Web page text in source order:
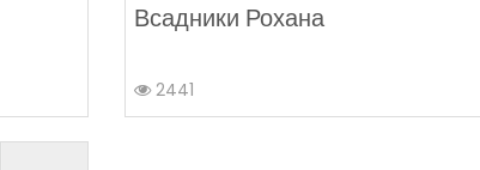
Всадники Рохана
2441